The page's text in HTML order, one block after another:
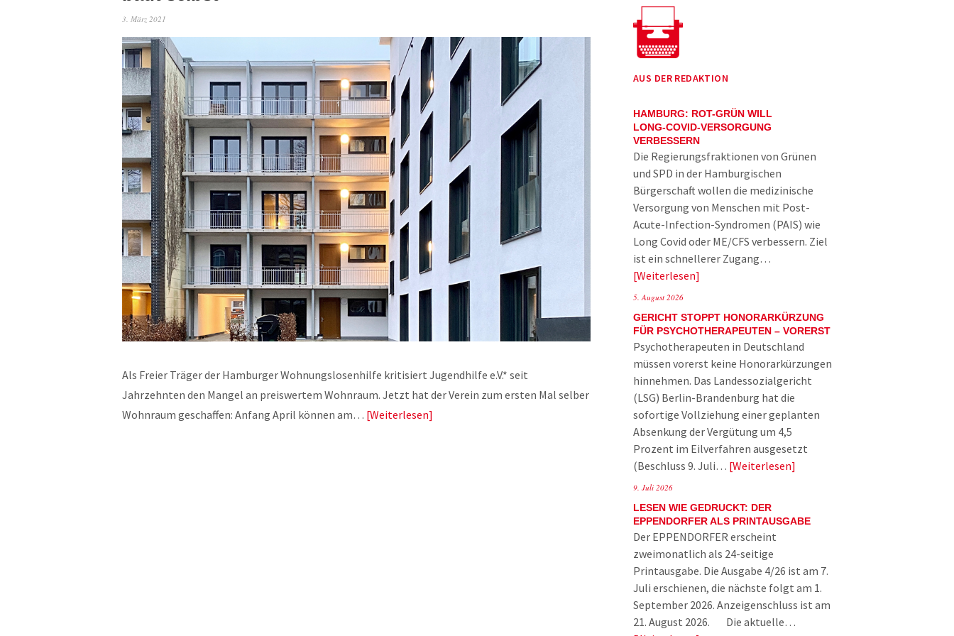
3. März 2021
Als Freier Träger der Hamburger Wohnungslosenhilfe kritisiert Jugendhilfe e.V.* seit
Jahrzehnten den Mangel an preiswertem Wohnraum. Jetzt hat der Verein zum ersten Mal selber
Wohnraum geschaffen: Anfang April können am… Weiterlesen
AUS DER REDAKTION
HAMBURG: ROT-GRÜN WILL
LONG-COVID-VERSORGUNG
VERBESSERN
Die Regierungsfraktionen von Grünen
und SPD in der Hamburgischen
Bürgerschaft wollen die medizinische
Versorgung von Menschen mit Post-
Acute-Infection-Syndromen (PAIS) wie
Long Covid oder ME/CFS verbessern. Ziel
ist ein schnellerer Zugang…
Weiterlesen
5. August 2026
GERICHT STOPPT HONORARKÜRZUNG
FÜR PSYCHOTHERAPEUTEN – VORERST
Psychotherapeuten in Deutschland
müssen vorerst keine Honorarkürzungen
hinnehmen. Das Landessozialgericht
(LSG) Berlin-Brandenburg hat die
sofortige Vollziehung einer geplanten
Absenkung der Vergütung um 4,5
Prozent im Eilverfahren ausgesetzt
(Beschluss 9. Juli… Weiterlesen
9. Juli 2026
LESEN WIE GEDRUCKT: DER
EPPENDORFER ALS PRINTAUSGABE
Der EPPENDORFER erscheint
zweimonatlich als 24-seitige
Printausgabe. Die Ausgabe 4/26 ist am 7.
Juli erschienen, die nächste folgt am 1.
September 2026. Anzeigenschluss ist am
21. August 2026. Die aktuelle…